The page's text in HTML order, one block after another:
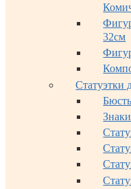
32см
Статуэтки